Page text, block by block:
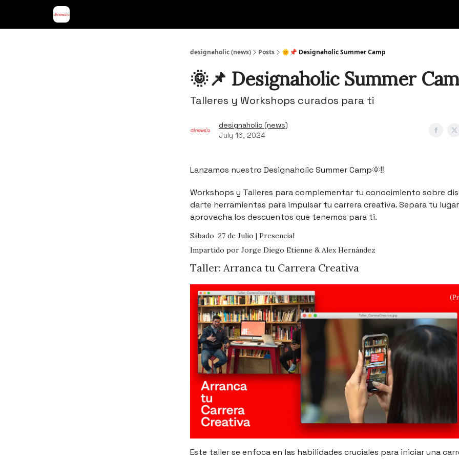
designaholic (news) Posts 🌞📌 Designaholic Summer Camp
🌞📌 Designaholic Summer
Talleres y Workshops curados para ti
designaholic (news)
July 16, 2024
Lanzamos nuestro Designaholic Summer Camp🌞‼️
Workshops y Talleres para complementar tu conocimiento sobre
darte herramientas para impulsar tu carrera creativa. Separa tu
aprovecha los descuentos que tenemos para ti.
Sábado 27 de Julio | Presencial
Impartido por Jorge Diego Etienne & Alex Hernández
Taller: Arranca tu Carrera Creativa
Este taller se enfoca en las habilidades cruciales para iniciar una